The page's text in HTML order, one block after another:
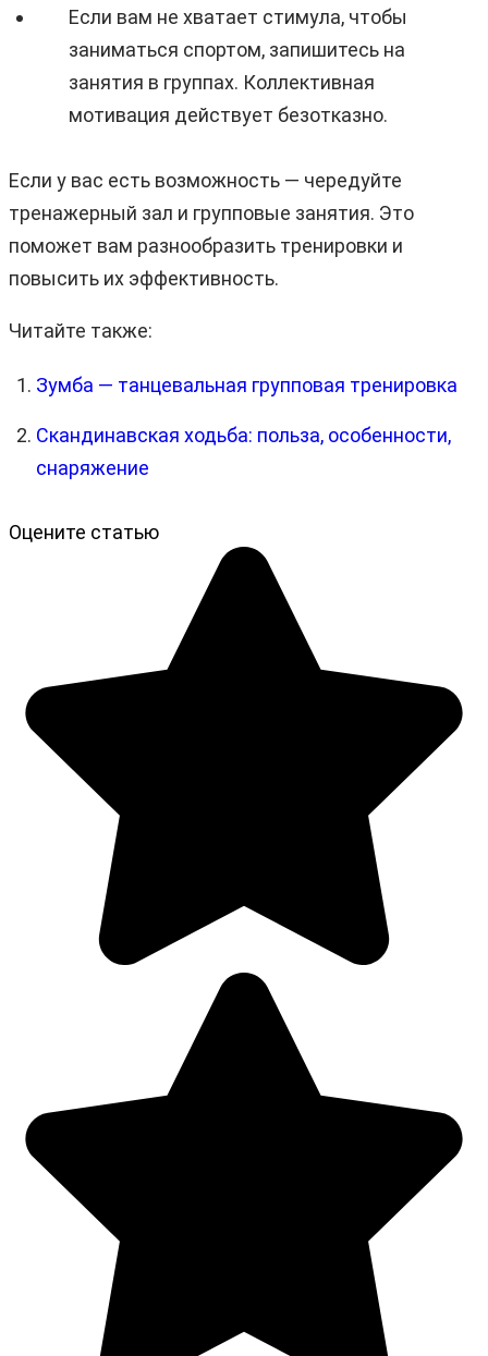
Если вам не хватает стимула, чтобы
заниматься спортом, запишитесь на
занятия в группах. Коллективная
мотивация действует безотказно.
Если у вас есть возможность — чередуйте
тренажерный зал и групповые занятия. Это
поможет вам разнообразить тренировки и
повысить их эффективность.
Читайте также:
Зумба — танцевальная групповая тренировка
Скандинавская ходьба: польза, особенности,
снаряжение
Оцените статью